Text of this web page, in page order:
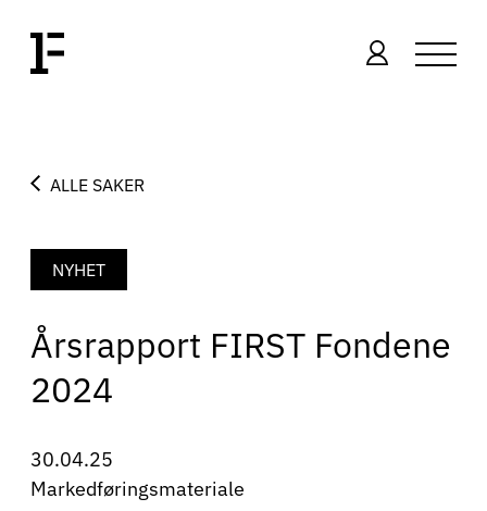
ALLE SAKER
NYHET
Årsrapport FIRST Fondene
2024
30.04.25
Markedføringsmateriale